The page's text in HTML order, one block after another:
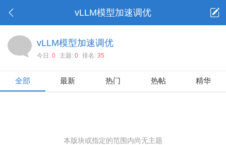
vLLM模型加速调优
vLLM模型加速调优
今日: 0 主题: 0 排名: 35
全部 最新 热门 热帖 精华
本版块或指定的范围内尚无主题